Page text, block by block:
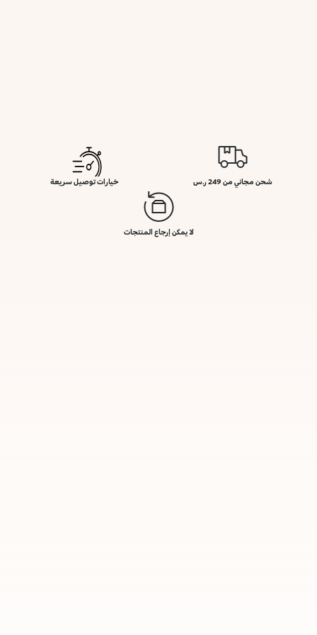
شحن مجاني من 249 ر.س خيارات توصيل سريعة
لا يمكن إرجاع المنتجات